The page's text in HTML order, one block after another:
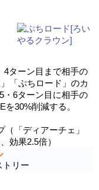
ターン目まで相手の
「ぷちロード」のカ
・6ターン目に相手の
30%削減する。
「ディアーチェ」
効果2.5倍）
トリー